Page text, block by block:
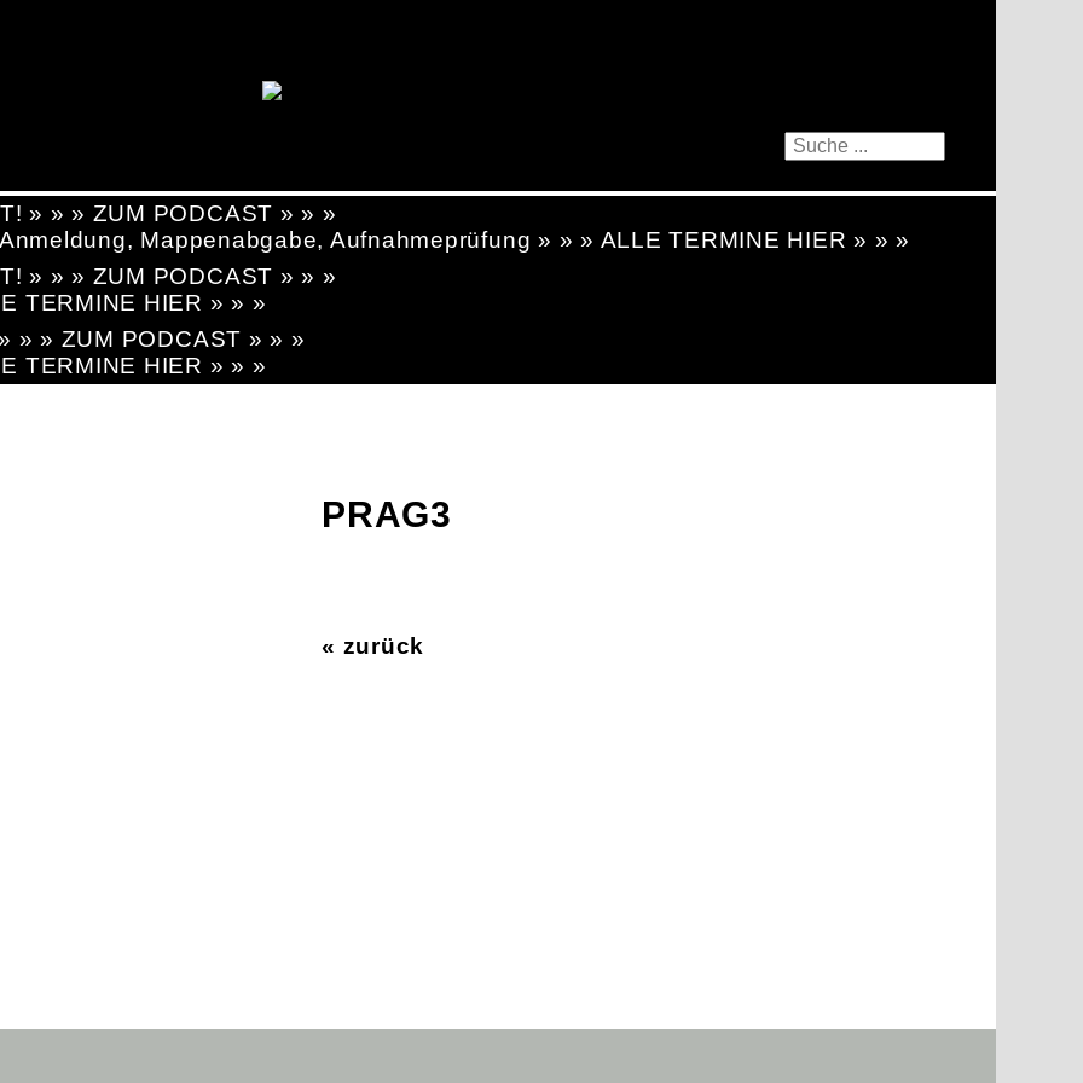
» » » ZUM PODCAST » » »
Mappenabgabe, Aufnahmeprüfung » » » ALLE TERMINE HIER » » »
» » » ZUM PODCAST » » »
TERMINE HIER » » »
» » ZUM PODCAST » » »
TERMINE HIER » » »
PRAG3
« zurück